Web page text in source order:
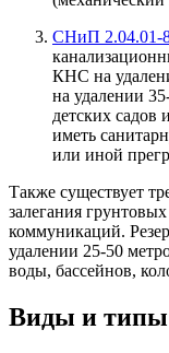
СНиП 2.04.01-
КНС на
на удалении
детских
иметь
или иной
Также существует
залегания
коммуникаций.
удалении 25-50
воды, бассейнов,
Виды и типы